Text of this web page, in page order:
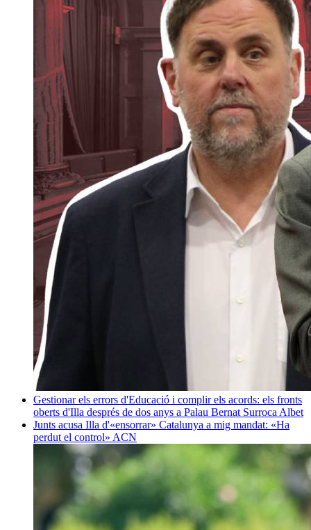
Gestionar els errors d'Educació i complir els acords: els fronts
oberts d'Illa després de dos anys a Palau Bernat Surroca Albet
Junts acusa Illa d'«ensorrar» Catalunya a mig mandat: «Ha
perdut el control» ACN